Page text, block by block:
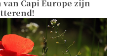
Capi Europe zijn